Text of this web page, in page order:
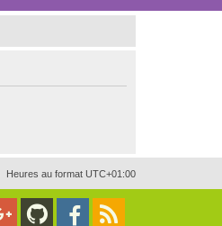
Heures au format UTC+01:00